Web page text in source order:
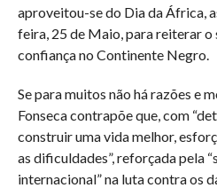
aproveitou-se do Dia da África,
feira, 25 de Maio, para reiterar o
confiança no Continente Negro.
Se para muitos não há razões e
Fonseca contrapõe que, com
construir uma vida melhor,
as dificuldades”, reforçada pela
internacional” na luta contra os